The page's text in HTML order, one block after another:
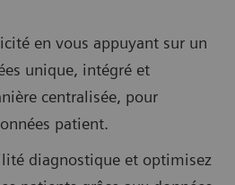
en vous appuyant sur un
unique, intégré et
centralisée, pour
patient.
diagnostique et optimisez